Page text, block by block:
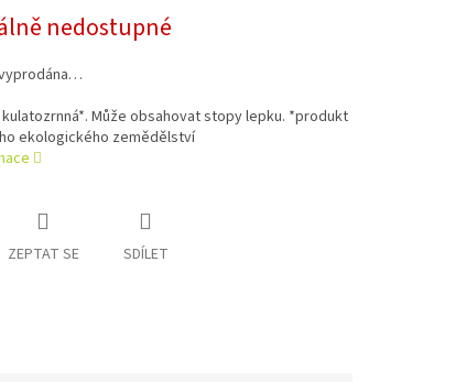
nedostupné
Může obsahovat stopy lepku. *produkt
ekologického zemědělství
ZEPTAT SE SDÍLET